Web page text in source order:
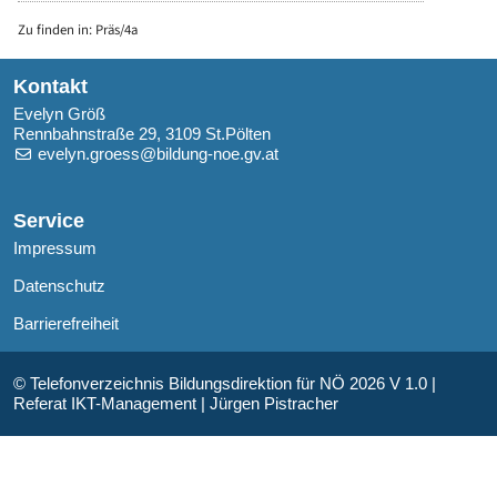
Zu finden in: Präs/4a
Kontakt
Evelyn Größ
Rennbahnstraße 29, 3109 St.Pölten
evelyn.groess@bildung-noe.gv.at
Service
Impressum
Datenschutz
Barrierefreiheit
© Telefonverzeichnis Bildungsdirektion für NÖ 2026 V 1.0 |
Referat IKT-Management | Jürgen Pistracher